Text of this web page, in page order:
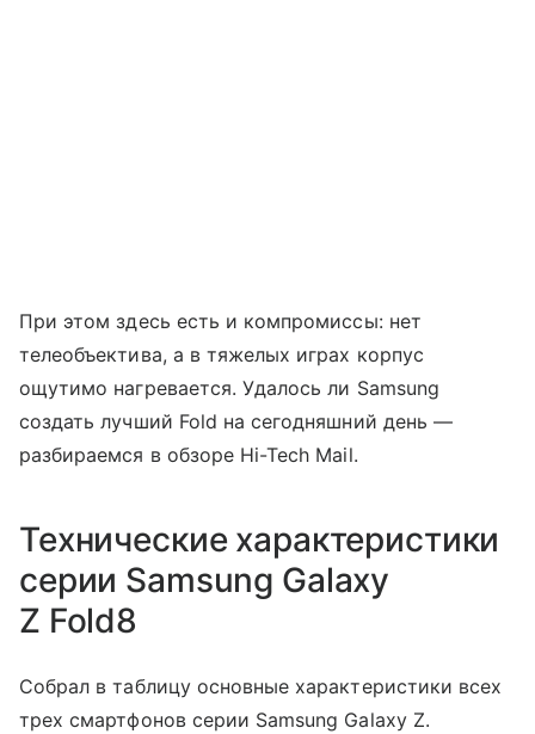
При этом здесь есть и компромиссы: нет
телеобъектива, а в тяжелых играх корпус
ощутимо нагревается. Удалось ли Samsung
создать лучший Fold на сегодняшний день —
разбираемся в обзоре Hi-Tech Mail.
Технические характеристики
серии Samsung Galaxy
Z Fold8
Собрал в таблицу основные характеристики всех
трех смартфонов серии Samsung Galaxy Z.